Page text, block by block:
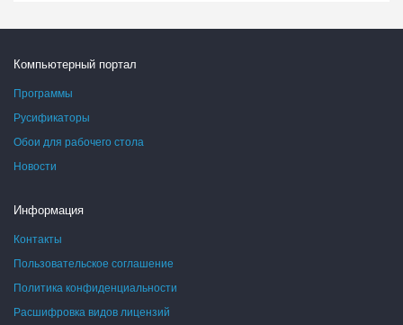
Компьютерный портал
Программы
Русификаторы
Обои для рабочего стола
Новости
Информация
Контакты
Пользовательское соглашение
Политика конфиденциальности
Расшифровка видов лицензий